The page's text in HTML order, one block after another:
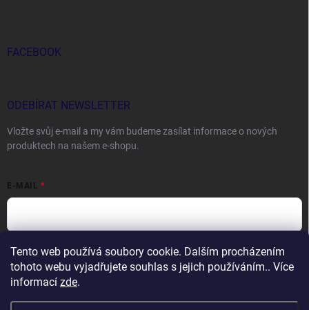
Tento web používá soubory cookie. Dalším procházením
tohoto webu vyjadřujete souhlas s jejich používáním.. Více
informací zde.
FACEBOOK
ODEBÍRAT NEWSLETTER
Vložte svůj e-mail a my vám budeme zasílat informace o nových
produktech na našem e-shopu.
E-MAIL
Vložením e-mailu souhlasíte spodmínkami ochrany osobních údajů
Přihlásit se